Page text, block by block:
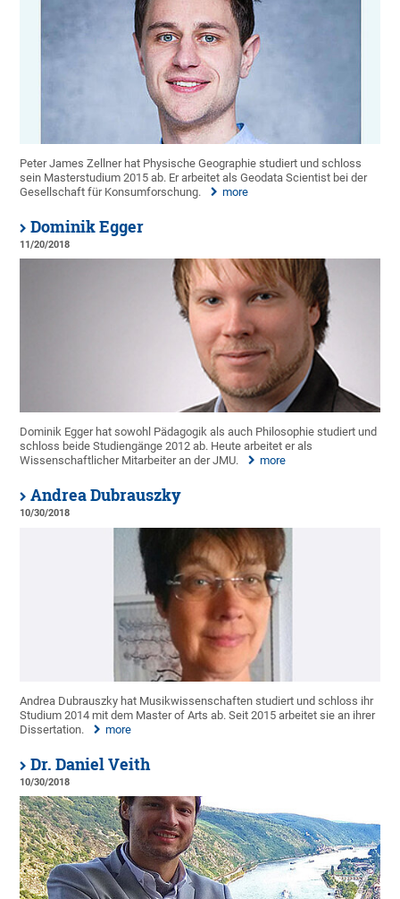
Peter James Zellner hat Physische Geographie studiert und schloss
sein Masterstudium 2015 ab. Er arbeitet als Geodata Scientist bei der
Gesellschaft für Konsumforschung.
more
Dominik Egger
11/20/2018
Dominik Egger hat sowohl Pädagogik als auch Philosophie studiert und
schloss beide Studiengänge 2012 ab. Heute arbeitet er als
Wissenschaftlicher Mitarbeiter an der JMU.
more
Andrea Dubrauszky
10/30/2018
Andrea Dubrauszky hat Musikwissenschaften studiert und schloss ihr
Studium 2014 mit dem Master of Arts ab. Seit 2015 arbeitet sie an ihrer
Dissertation.
more
Dr. Daniel Veith
10/30/2018